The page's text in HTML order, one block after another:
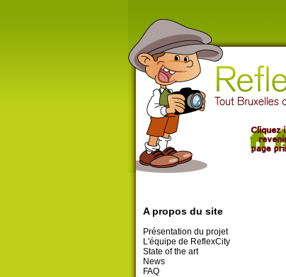
A propos du site
Présentation du projet
L'équipe de ReflexCity
State of the art
News
FAQ